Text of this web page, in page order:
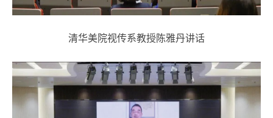
清华美院视传系教授陈雅丹讲话